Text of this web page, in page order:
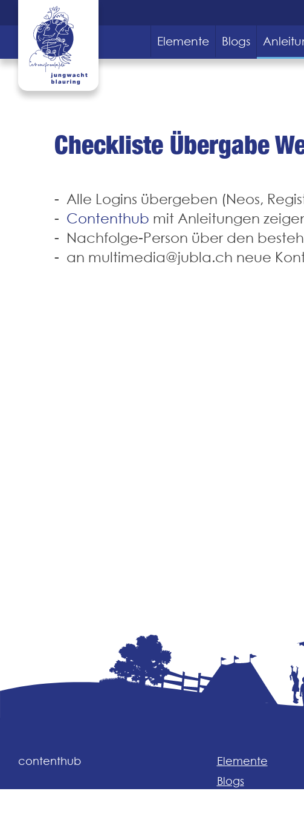
Elemente Blogs
Checkliste Übergabe
Alle Logins übergeben (Neos,
Contenthub mit Anleitungen
Nachfolge-Person über den
an multimedia@jubla.ch neue
contenthub
Elemente
Blogs